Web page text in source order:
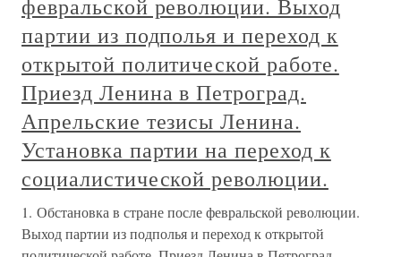
февральской революции. Выход
партии из подполья и переход к
открытой политической работе.
Приезд Ленина в Петроград.
Апрельские тезисы Ленина.
Установка партии на переход к
социалистической революции.
1. Обстановка в стране после февральской революции.
Выход партии из подполья и переход к открытой